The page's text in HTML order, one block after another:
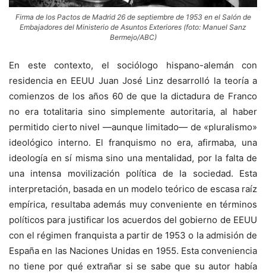
Firma de los Pactos de Madrid 26 de septiembre de 1953 en el Salón de
Embajadores del Ministerio de Asuntos Exteriores (foto: Manuel Sanz
Bermejo/ABC)
En este contexto, el sociólogo hispano-alemán con
residencia en EEUU Juan José Linz desarrolló la teoría a
comienzos de los años 60 de que la dictadura de Franco
no era totalitaria sino simplemente autoritaria, al haber
permitido cierto nivel —aunque limitado— de «pluralismo»
ideológico interno. El franquismo no era, afirmaba, una
ideología en sí misma sino una mentalidad, por la falta de
una intensa movilización política de la sociedad. Esta
interpretación, basada en un modelo teórico de escasa raíz
empírica, resultaba además muy conveniente en términos
políticos para justificar los acuerdos del gobierno de EEUU
con el régimen franquista a partir de 1953 o la admisión de
España en las Naciones Unidas en 1955. Esta conveniencia
no tiene por qué extrañar si se sabe que su autor había